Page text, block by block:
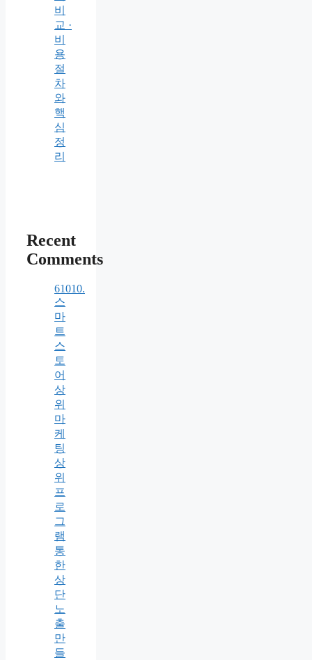
비
교 ·
비
용
절
차
와
핵
심
정
리
Recent
Comments
61010.
스
마
트
스
토
어
상
위
마
케
팅
상
위
프
로
그
램
통
한
상
단
노
출
만
들